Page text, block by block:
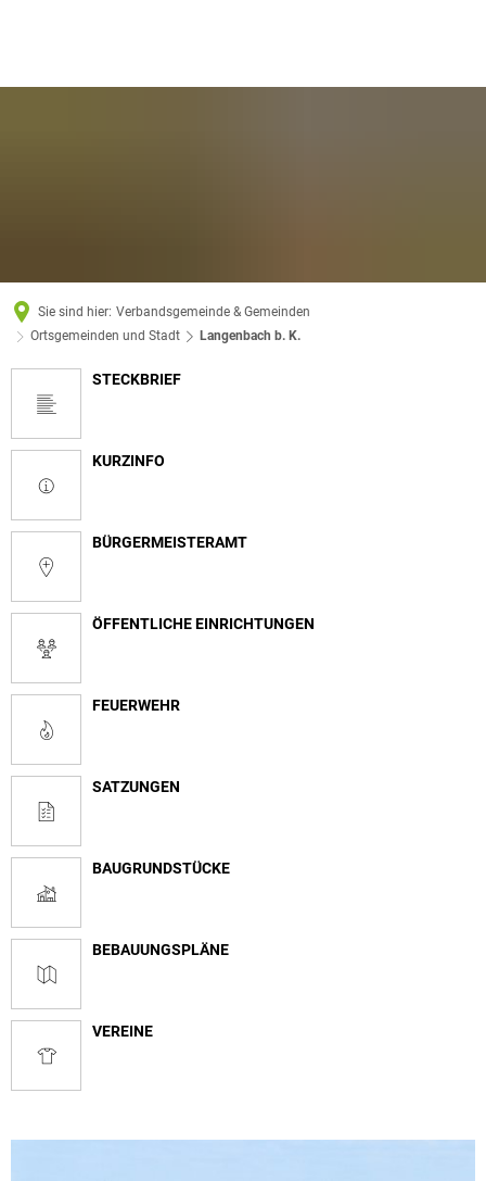
Sie sind hier: Verbandsgemeinde & Gemeinden
Ortsgemeinden und Stadt
Langenbach b. K.
Langenbach
STECKBRIEF
KURZINFO
BÜRGERMEISTERAMT
ÖFFENTLICHE EINRICHTUNGEN
FEUERWEHR
SATZUNGEN
BAUGRUNDSTÜCKE
BEBAUUNGSPLÄNE
VEREINE